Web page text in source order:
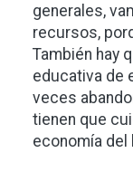
generales,
recursos,
También hay
educativa de
veces
tienen que
economía del